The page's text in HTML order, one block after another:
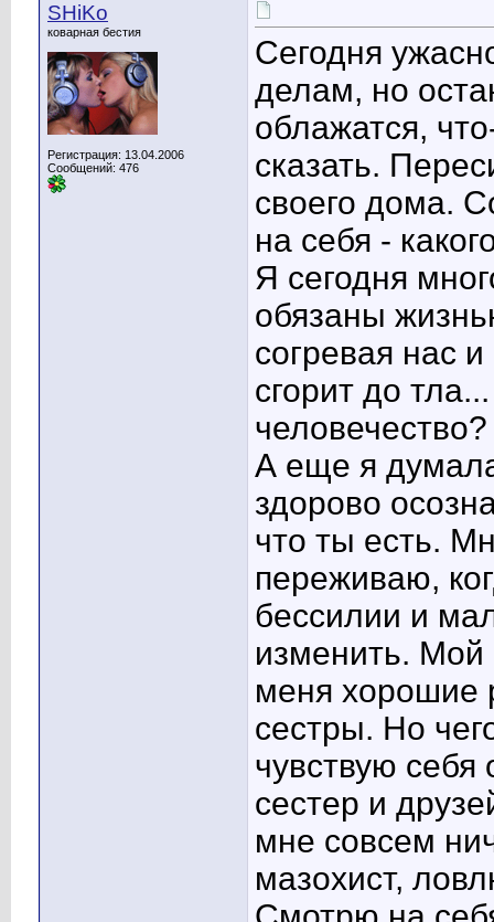
SHiKo
коварная бестия
Регистрация: 13.04.2006
Сообщений: 476
Сегодня
делам, но
облажатся,
сказать.
своего дома.
на себя -
Я сегодня
обязаны
согревая нас
сгорит до
человечество?
А еще я
здорово
что ты есть.
переживаю,
бессилии и
изменить. Мой
меня хорошие
сестры. Но
чувствую
сестер и
мне совсем
мазохист,